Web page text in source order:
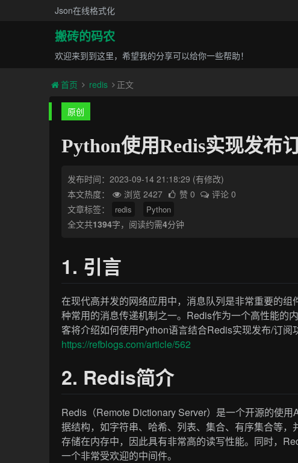
Json在线格式化
搬砖的码农
欢迎来到到这里，希望我的分享可以给你一些帮助！
首页 redis 正文
原创
Python使用Redis实现发布
发布时间：2023-09-14 21:18:29 (有修改)
本文热度：
浏览 2427 赞 0
评论 0
文章标签：
redis Python
全文共1394字，阅读约需4分钟
1. 引言
在现代高并发的网络应用中，消息队列是非常重要的
种常用的消息传递机制之一。Redis作为一个高性能的
客将介绍如何使用Python语言结合Redis实现发布/订阅
https://refblogs.com/article/562
2. Redis简介
Redis（Remote Dictionary Server）是一个开源的使
据结构，如字符串、哈希、列表、集合、有序集合等
存储在内存中，因此具有非常高的读写性能。同时，
一个非常受欢迎的中间件。